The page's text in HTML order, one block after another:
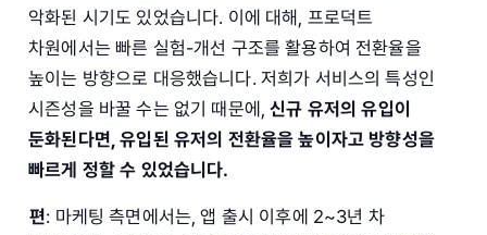
악화된 시기도 있었습니다. 이에 대해, 프로덕트
차원에서는 빠른 실험-개선 구조를 활용하여 전환율을
높이는 방향으로 대응했습니다. 저희가 서비스의 특성인
시즌성을 바꿀 수는 없기 때문에,신규 유저의 유입이
둔화된다면, 유입된 유저의 전환율을 높이자고 방향성을
빠르게 정할 수 있었습니다.
편: 마케팅 측면에서는, 앱 출시 이후에 2~3년 차